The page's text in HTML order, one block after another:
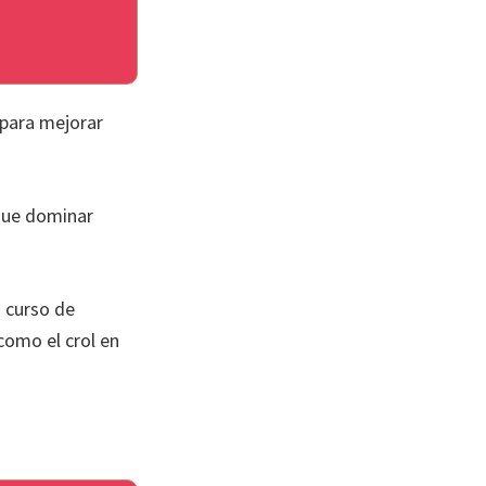
mejorar
dominar
de
el crol en